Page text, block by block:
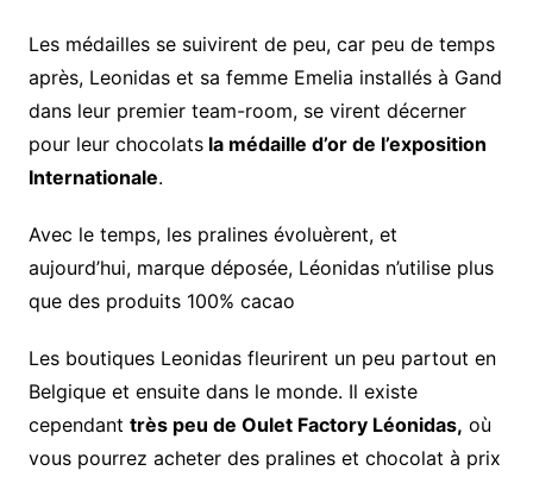
Les médailles se suivirent de peu, car peu de temps
après, Leonidas et sa femme Emelia installés à Gand
dans leur premier team-room, se virent décerner
pour leur chocolatsla médaille d’or de l’exposition
Internationale.
Avec le temps, les pralines évoluèrent, et
aujourd’hui, marque déposée, Léonidas n’utilise plus
que des produits 100% cacao
Les boutiques Leonidas fleurirent un peu partout en
Belgique et ensuite dans le monde. Il existe
cependant très peu de Oulet Factory Léonidas, où
vous pourrez acheter des pralines et chocolat à prix